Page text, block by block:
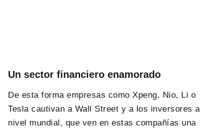
Un sector financiero enamorado
De esta forma empresas como Xpeng, Nio, Li o
Tesla cautivan a Wall Street y a los inversores a
nivel mundial, que ven en estas compañías una